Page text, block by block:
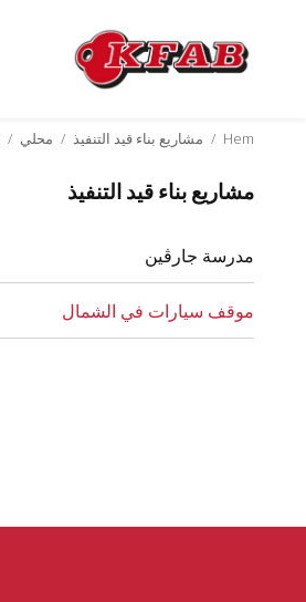
Skip
Hem
/ مشاريع بناء قيد التنفيذ / محلي /
مشاريع بناء قيد التنفيذ
مدرسة جارڤين
موقف سيارات في الشمال